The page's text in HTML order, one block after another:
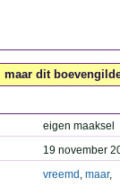
maar dit
eigen maaksel
19 november
vreemd , maar,